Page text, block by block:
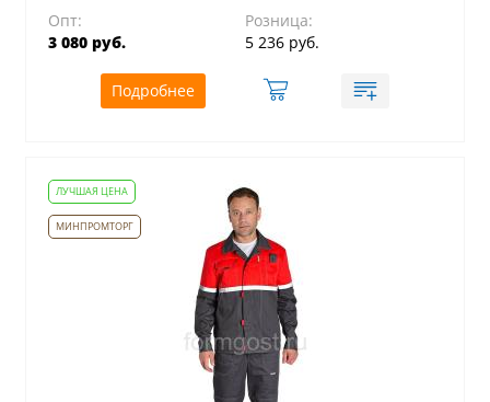
Опт:
3 080 руб.
Розница:
5 236 руб.
Подробнее